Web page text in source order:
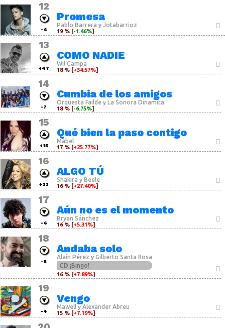
12
-6
Promesa
Pablo Barrera yJotabarrioz
19 % [-1.46%]
13
+47
COMO NADIE
Wil Campa
18 % [+34.57%]
14
-7
Cumbia de los amigos
Orquesta Failde y La Sonora Dinamita
18 % [-6.75%]
15
+15
Qué bien la paso contigo
Mabel
17 % [+25.77%]
16
+23
ALGO TÚ
Shakira y Beele
16 % [+27.40%]
17
-6
Aún no es el momento
Bryan Sánchez
16 % [+5.31%]
18
-5
Andaba solo
Alain Pérez yGilberto Santa Rosa
CD ¡Bingo!
16 % [+7.89%]
19
-4
Vengo
Mawell yAlexander Abreu
15 % [+7.19%]